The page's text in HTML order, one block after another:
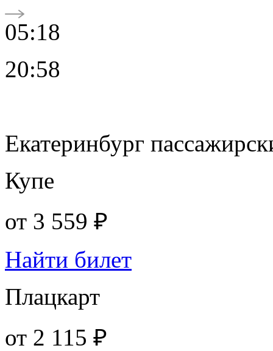
05:18
20:58
Екатеринбург
Купе
от 3 559 ₽
Найти билет
Плацкарт
от 2 115 ₽